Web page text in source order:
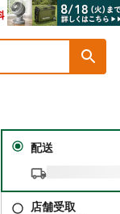
配送
店舗受取